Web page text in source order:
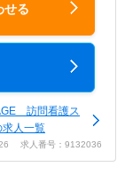
せる
訪問看護ス
求人一覧
求人番号：9132036